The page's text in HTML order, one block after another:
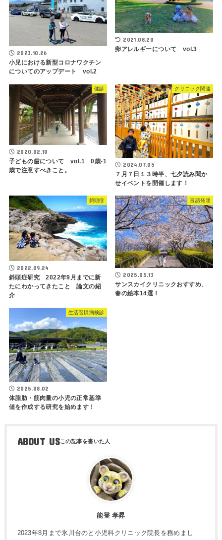
2023.10.26
小児における新型コロナワクチン
についてのアップデート vol.2
2021.08.20
卵アレルギーについて vol.3
健診
2020.02.10
子どもの歯について vol.1 0歳-1
歳で注意すべきこと。
クリニック関連
2024.07.05
７月７日１３時半、七夕読み聞か
せイベントを開催します！
斜頭症
2022.09.24
斜頭症研究 2022年9月までに新
たにわかってきたこと 論文の紹
介
言語発達
2025.05.13
サンスカイクリニックおすすめ、
春の絵本14選！
生活習慣病検診
2025.08.02
体脂肪・筋肉量の小児の正常基準
値を作成する研究を始めます！
ABOUT US
能登 孝昇
2023年8月まで氷川台のと小児科クリニック院長を務めまし